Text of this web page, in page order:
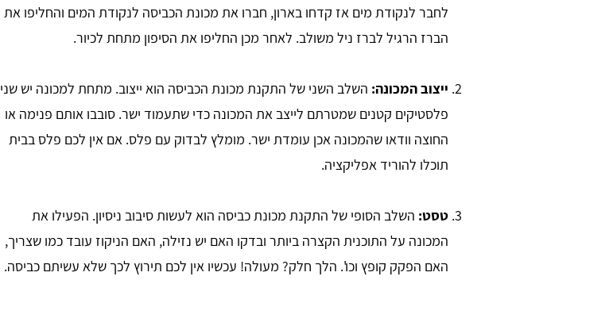
לחבר לנקודת מים אז קדחו בארון, חברו את מכונת הכביסה לנקודת המים והחליפו את
הברז הרגיל לברז ניל משולב. לאחר מכן החליפו את הסיפון מתחת לכיור.
ייצוב המכונה: השלב השני של התקנת מכונת הכביסה הוא ייצוב. מתחת למכונה יש שני
פלסטיקים קטנים שמטרתם לייצב את המכונה כדי שתעמוד ישר. סובבו אותם פנימה או
החוצה וודאו שהמכונה אכן עומדת ישר. מומלץ לבדוק עם פלס. אם אין לכם פלס בבית
תוכלו להוריד אפליקציה.
טסט: השלב הסופי של התקנת מכונת כביסה הוא לעשות סיבוב ניסיון. הפעילו את
המכונה על התוכנית הקצרה ביותר ובדקו האם יש נזילה, האם הניקוז עובד כמו שצריך,
האם הפקק קופץ וכו'. הלך חלק? מעולה! עכשיו אין לכם תירוץ לכך שלא עשיתם כביסה.